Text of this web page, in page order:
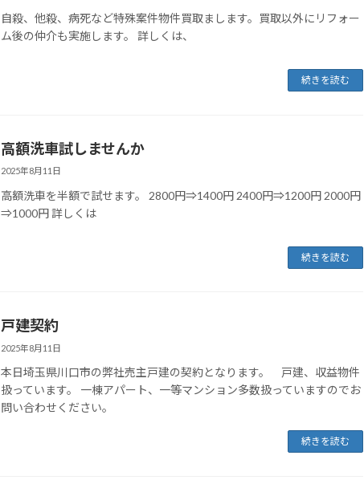
自殺、他殺、病死など特殊案件物件買取まします。買取以外にリフォー
ム後の仲介も実施します。 詳しくは、
続きを読む
高額洗車試しませんか
2025年8月11日
高額洗車を半額で試せます。 2800円⇒1400円 2400円⇒1200円 2000円
⇒1000円 詳しくは
続きを読む
戸建契約
2025年8月11日
本日埼玉県川口市の弊社売主戸建の契約となります。 戸建、収益物件
扱っています。 一棟アパート、一等マンション多数扱っていますのでお
問い合わせください。
続きを読む